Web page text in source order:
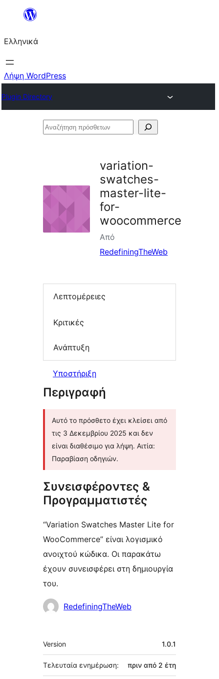
Μετάβαση
περιεχόμενο
Ελληνικά
Λήψη WordPress
Plugin Directory
Αναζήτηση
variation-
swatches-
master-lite-
for-
woocommerce
Από
RedefiningTheWeb
Λεπτομέρειες
Κριτικές
Ανάπτυξη
Υποστήριξη
Περιγραφή
Αυτό το πρόσθετο έχει κλείσει από
τις 3 Δεκεμβρίου 2025 και δεν
είναι διαθέσιμο για λήψη. Αιτία:
Παραβίαση οδηγιών.
Συνεισφέροντες &
Προγραμματιστές
“Variation Swatches Master Lite for
WooCommerce” είναι λογισμικό
ανοιχτού κώδικα. Οι παρακάτω
έχουν συνεισφέρει στη δημιουργία
του.
Συντελεστές
RedefiningTheWeb
Μεταστοιχεία
Version 1.0.1
Τελευταία ενημέρωση: πριν από 2 έτη